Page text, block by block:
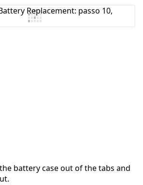
battery case out of the tabs and